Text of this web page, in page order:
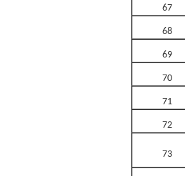
67
68
69
70
71
72
73